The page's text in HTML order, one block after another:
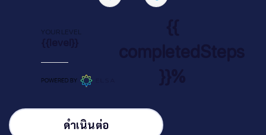
YOUR LEVEL
{{level}}
{{
completedSteps
}}%
ดำเนินต่อ